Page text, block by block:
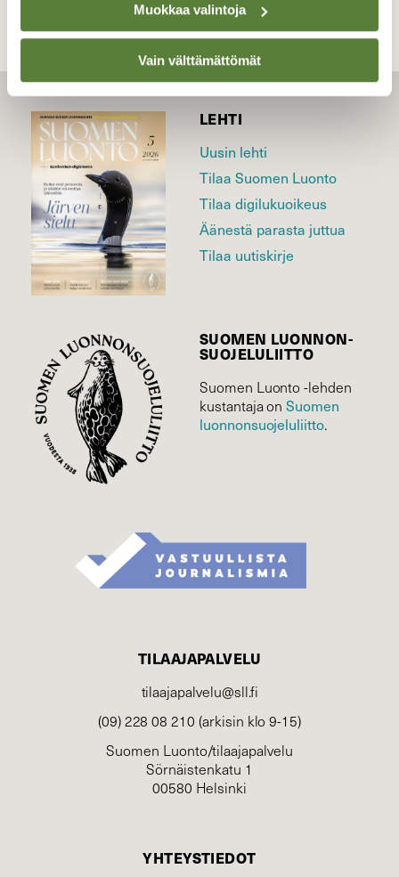
Muokkaa valintoja
Vain välttämättömät
LEHTI
Uusin lehti
Tilaa Suomen Luonto
Tilaa digilukuoikeus
Äänestä parasta juttua
Tilaa uutiskirje
SUOMEN LUONNON­
SUOJELU­LIITTO
Suomen Luonto -lehden
kustantaja onSuomen
luonnonsuojelu­liitto.
TILAAJAPALVELU
tilaajapalvelu@sll.fi
(09) 228 08 210 (arkisin klo 9-15)
Suomen Luonto/tilaajapalvelu
Sörnäistenkatu 1
00580 Helsinki
YHTEYSTIEDOT